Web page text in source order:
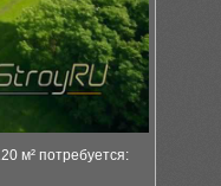
м² потребуется: